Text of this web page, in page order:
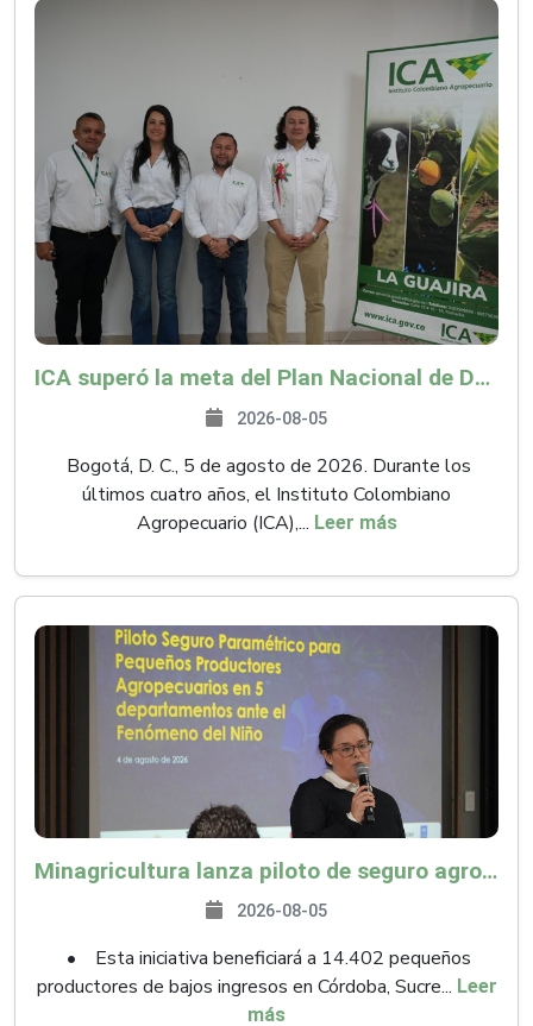
ICA superó la meta del Plan Nacional de Desarrollo y abrió 61 mercados internacionales
2026-08-05
Bogotá, D. C., 5 de agosto de 2026. Durante los
últimos cuatro años, el Instituto Colombiano
Agropecuario (ICA),... Leer más
Minagricultura lanza piloto de seguro agropecuario por $9.625 millones para proteger a más de 14.000 pequeños productores contra riesgos del Fenómeno de El Niño
2026-08-05
• Esta iniciativa beneficiará a 14.402 pequeños
productores de bajos ingresos en Córdoba, Sucre... Leer
más